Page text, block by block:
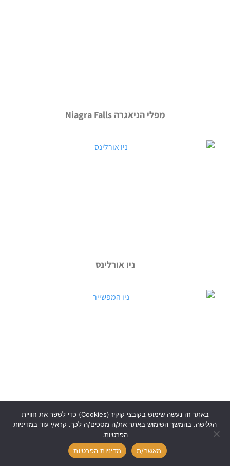
מפלי הניאגרה Niagra Falls
ניו אורלינס
ניו המפשייר
באתר זה נעשה שימוש בקובצי קוקיז (Cookies) כדי לשפר את חוויית
הגלישה. בהמשך השימוש באתר את/ה מסכים/ה לכך. קרא/י עוד במדיניות
הפרטיות.
מאשר/ת
מדיניות הפרטיות